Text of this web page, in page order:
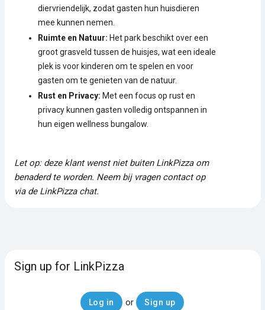
diervriendelijk, zodat gasten hun huisdieren
mee kunnen nemen.
Ruimte en Natuur: Het park beschikt over een
groot grasveld tussen de huisjes, wat een ideale
plek is voor kinderen om te spelen en voor
gasten om te genieten van de natuur.
Rust en Privacy: Met een focus op rust en
privacy kunnen gasten volledig ontspannen in
hun eigen wellness bungalow.
Let op: deze klant wenst niet buiten LinkPizza om
benaderd te worden. Neem bij vragen contact op
via de LinkPizza chat.
Sign up for LinkPizza
Log in or Sign up